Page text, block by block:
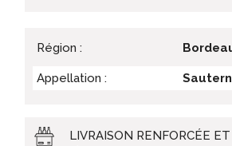
Région :
Appellation :
LIVRAISON RENFORCÉE